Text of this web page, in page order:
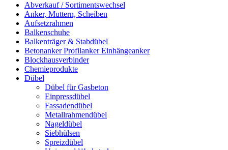
Abverkauf / Sortimentswechsel
Anker, Muttern, Scheiben
Aufsetzrahmen
Balkenschuhe
Balkenträger & Stabdübel
Betonanker Profilanker Einhängeanker
Blockhausverbinder
Chemieprodukte
Dübel
Dübel für Gasbeton
Einpressdübel
Fassadendübel
Metallrahmendübel
Nageldübel
Siebhülsen
Spreizdübel